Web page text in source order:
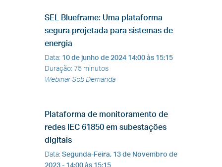
SEL Blueframe: Uma plataforma
segura projetada para sistemas de
energia
Data: 10 de junho de 2024 14:00 às 15:15
Duração: 75 minutos
Webinar Sob Demanda
Plataforma de monitoramento de
redes IEC 61850 em subestações
digitais
Data: Segunda-Feira, 13 de Novembro de
2023 - 14:00 às 15:15